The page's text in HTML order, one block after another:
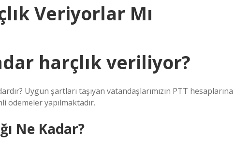
Veriyorlar Mı
harçlık veriliyor?
Uygun şartları taşıyan vatandaşlarımızın PTT
ödemeler yapılmaktadır.
Ne Kadar?